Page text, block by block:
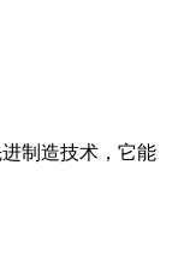
制造技术，它能